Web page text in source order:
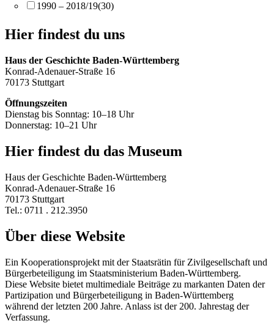
1990 – 2018/19(30)
Hier findest du uns
Haus der Geschichte Baden-Württemberg
Konrad-Adenauer-Straße 16
70173 Stuttgart
Öffnungszeiten
Dienstag bis Sonntag: 10–18 Uhr
Donnerstag: 10–21 Uhr
Hier findest du das Museum
Haus der Geschichte Baden-Württemberg
Konrad-Adenauer-Straße 16
70173 Stuttgart
Tel.: 0711 . 212.3950
Über diese Website
Ein Kooperationsprojekt mit der Staatsrätin für Zivilgesellschaft und
Bürgerbeteiligung im Staatsministerium Baden-Württemberg.
Diese Website bietet multimediale Beiträge zu markanten Daten der
Partizipation und Bürgerbeteiligung in Baden-Württemberg
während der letzten 200 Jahre. Anlass ist der 200. Jahrestag der
Verfassung.